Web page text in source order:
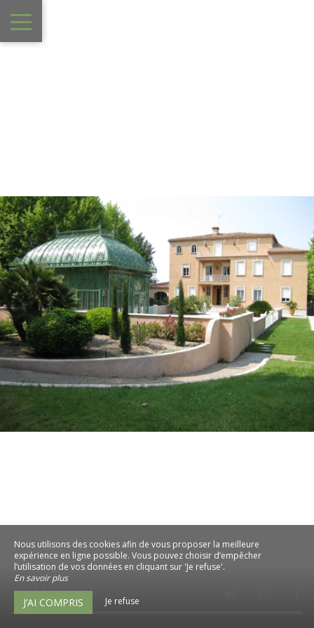
Nous utilisons des cookies afin de vous proposer la meilleure
expérience en ligne possible. Vous pouvez choisir d’empêcher
l’utilisation de vos données en cliquant sur 'Je refuse'.
En savoir plus
J’AI COMPRIS Je refuse